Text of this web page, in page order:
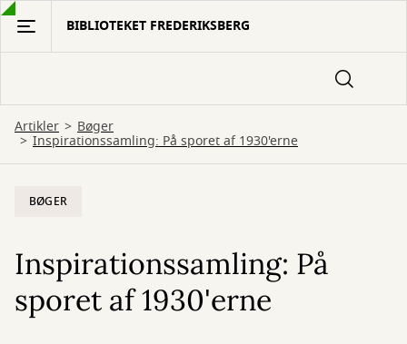
Gå
hovedindhold
BIBLIOTEKET FREDERIKSBERG
Artikler Bøger
Inspirationssamling: På sporet af 1930'erne
BØGER
Inspirationssamling: På
sporet af 1930'erne